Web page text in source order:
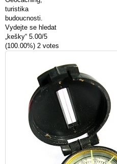
turistika
budoucnosti.
Vydejte se hledat
„kešky“ 5.00/5
(100.00%) 2 votes